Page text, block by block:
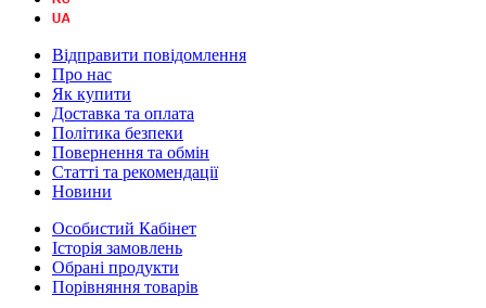
Відправити повідомлення
Про нас
Як купити
Доставка та оплата
Політика безпеки
Повернення та обмін
Статті та рекомендації
Новини
Особистий Кабінет
Історія замовлень
Обрані продукти
Порівняння товарів